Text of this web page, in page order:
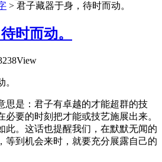
> 君子藏器于身，待时而动。
时而动。
思是：君子有卓越的才能超群的技
要的时刻把才能或技艺施展出来。
此。这话也提醒我们，在默默无闻的
等到机会来时，就要充分展露自己的